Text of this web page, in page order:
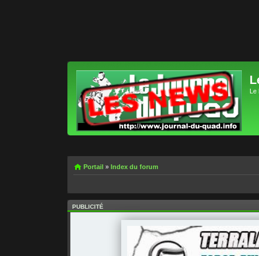
Le
Portail »Index du forum
PUBLICITÉ